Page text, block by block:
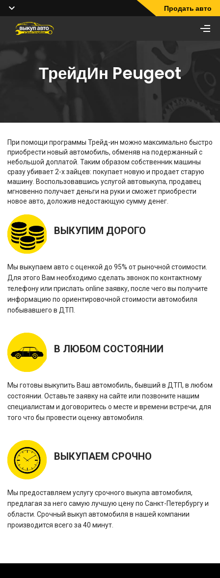
Продать авто
ТрейдИн Peugeot
При помощи программы Трейд-ин можно максимально быстро
приобрести новый автомобиль, обменяв на подержанный с
небольшой доплатой. Таким образом собственник машины
сразу убивает 2-х зайцев: покупает новую и продает старую
машину. Воспользовавшись услугой автовыкупа, продавец
мгновенно получает деньги на руки и сможет приобрести
новое авто, доложив недостающую сумму денег.
ВЫКУПИМ ДОРОГО
Мы выкупаем авто с оценкой до 95% от рыночной стоимости.
Для этого Вам необходимо сделать звонок по контактному
телефону или прислать online заявку, после чего вы получите
информацию по ориентировочной стоимости автомобиля
побывавшего в ДТП.
В ЛЮБОМ СОСТОЯНИИ
Мы готовы выкупить Ваш автомобиль, бывший в ДТП, в любом
состоянии. Оставьте заявку на сайте или позвоните нашим
специалистам и договоритесь о месте и времени встречи, для
того что бы провести оценку автомобиля.
ВЫКУПАЕМ СРОЧНО
Мы предоставляем услугу срочного выкупа автомобиля,
предлагая за него самую лучшую цену по Санкт-Петербургу и
области. Срочный выкуп автомобиля в нашей компании
производится всего за 40 минут.